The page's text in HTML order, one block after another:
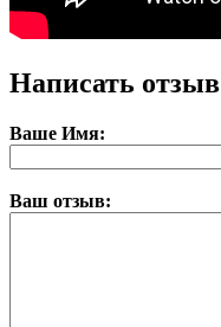
Написать отзыв
Ваше Имя:
Ваш отзыв: